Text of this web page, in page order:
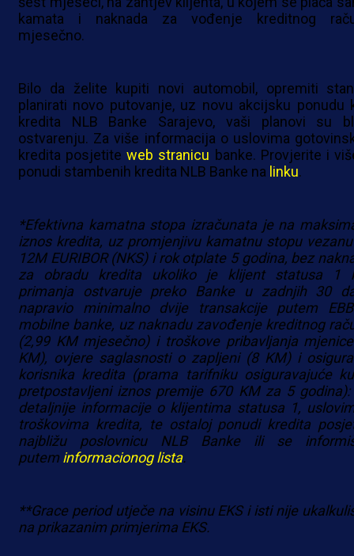
kamata i naknada za vođenje kreditnog
mjesečno.
Bilo da želite kupiti novi automobil, opremiti
planirati novo putovanje, uz novu akcijsku ponudu
kredita NLB Banke Sarajevo, vaši planovi su
ostvarenju. Za više informacija o uslovima
kredita posjetiteweb stranicu banke. Provjerite i
ponudi stambenih kredita NLB Banke na linku.
*Efektivna kamatna stopa izračunata je na
iznos kredita, uz promjenjivu kamatnu stopu
12M EURIBOR (NKS) i rok otplate 5 godina, bez
za obradu kredita ukoliko je klijent statusa 1
primanja ostvaruje preko Banke u zadnjih 30
napravio minimalno dvije transakcije putem
mobilne banke, uz naknadu zavođenje kreditnog
(2,99 KM mjesečno) i troškove pribavljanja
KM), ovjere saglasnosti o zapljeni (8 KM) i
korisnika kredita (prama tarifniku osiguravajuće
pretpostavljeni iznos premije 670 KM za 5 godina):
detaljnije informacije o klijentima statusa 1,
troškovima kredita, te ostaloj ponudi kredita
najbližu poslovnicu NLB Banke ili se
putem informacionog lista.
**Grace period utječe na visinu EKS i isti nije
na prikazanim primjerima EKS.